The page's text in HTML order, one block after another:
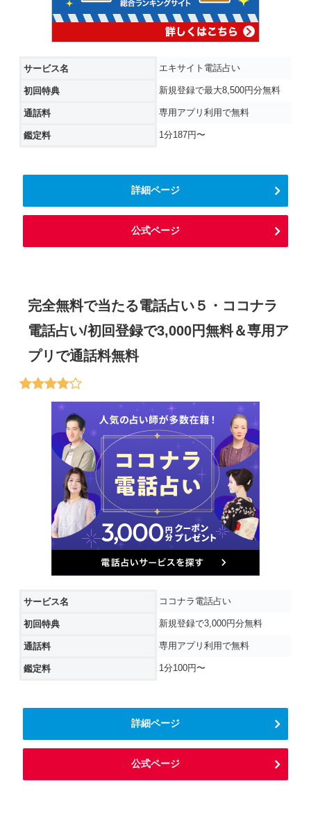
サービス名 エキサイト電話占い
初回特典 新規登録で最大8,500円分無料
通話料 専用アプリ利用で無料
鑑定料 1分187円〜
詳細ページ
公式ページ
完全無料で当たる電話占い５・ココナラ
電話占い/初回登録で3,000円無料＆専用ア
プリで通話料無料
サービス名 ココナラ電話占い
初回特典 新規登録で3,000円分無料
通話料 専用アプリ利用で無料
鑑定料 1分100円〜
詳細ページ
公式ページ